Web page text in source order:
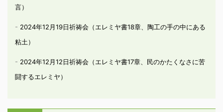
言）
2024年12月19日祈祷会（エレミヤ書18章、陶工の手の中にある
粘土）
2024年12月12日祈祷会（エレミヤ書17章、民のかたくなさに苦
闘するエレミヤ）